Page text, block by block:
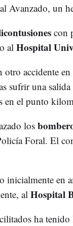
Avanzado, un
con
al Hospital
accidente en
sufrir una
en el punto
los
Foral. El
inicialmente en
al Hospital
ha tenido